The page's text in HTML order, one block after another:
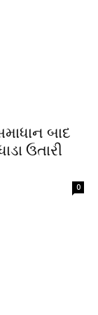
બાદ
ઉતારી
0